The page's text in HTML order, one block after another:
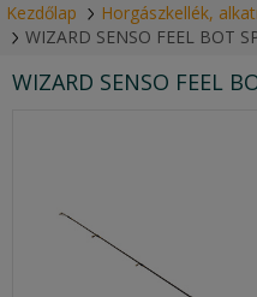
Kezdőlap Horgászkellék,
WIZARD SENSO FEEL BOT
WIZARD SENSO FEEL